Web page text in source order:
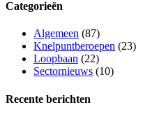
Categorieën
Algemeen (87)
Knelpuntberoepen (23)
Loopbaan (22)
Sectornieuws (10)
Recente berichten